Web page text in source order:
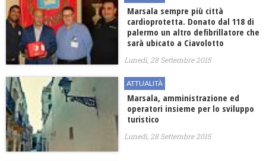
Marsala sempre più città
cardioprotetta. Donato dal 118 di
palermo un altro defibrillatore che
sarà ubicato a Ciavolotto
Lunedì, 28 Settembre 2015
ATTUALITÀ
Marsala, amministrazione ed
operatori insieme per lo sviluppo
turistico
Lunedì, 28 Settembre 2015